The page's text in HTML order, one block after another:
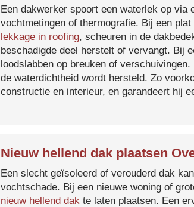
Een dakwerker spoort een waterlek op via
vochtmetingen of thermografie. Bij een
lekkage in roofing, scheuren in de
beschadigde deel herstelt of vervangt. Bij
loodslabben op breuken of
de waterdichtheid wordt hersteld. Zo
constructie en interieur, en garandeert hij
Nieuw hellend dak plaatsen
Een slecht geïsoleerd of verouderd dak
vochtschade. Bij een nieuwe woning of
nieuw hellend dak te laten plaatsen. Een